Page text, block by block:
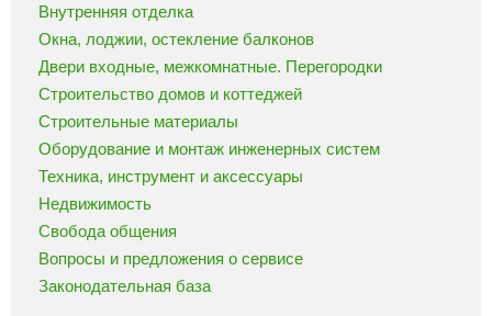
Внутренняя отделка
Окна, лоджии, остекление балконов
Двери входные, межкомнатные. Перегородки
Строительство домов и коттеджей
Строительные материалы
Оборудование и монтаж инженерных систем
Техника, инструмент и аксессуары
Недвижимость
Свобода общения
Вопросы и предложения о сервисе
Законодательная база